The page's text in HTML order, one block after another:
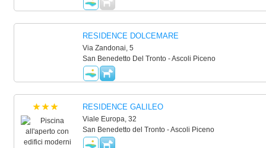
RESIDENCE DOLCEMARE
Via Zandonai, 5
San Benedetto Del Tronto - Ascoli Piceno
RESIDENCE GALILEO
Viale Europa, 32
San Benedetto del Tronto - Ascoli Piceno